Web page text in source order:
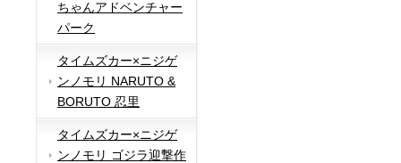
ちゃんアドベンチャー
パーク
タイムズカー×ニジゲ
ンノモリ NARUTO &
BORUTO 忍里
タイムズカー×ニジゲ
ンノモリ ゴジラ迎撃作